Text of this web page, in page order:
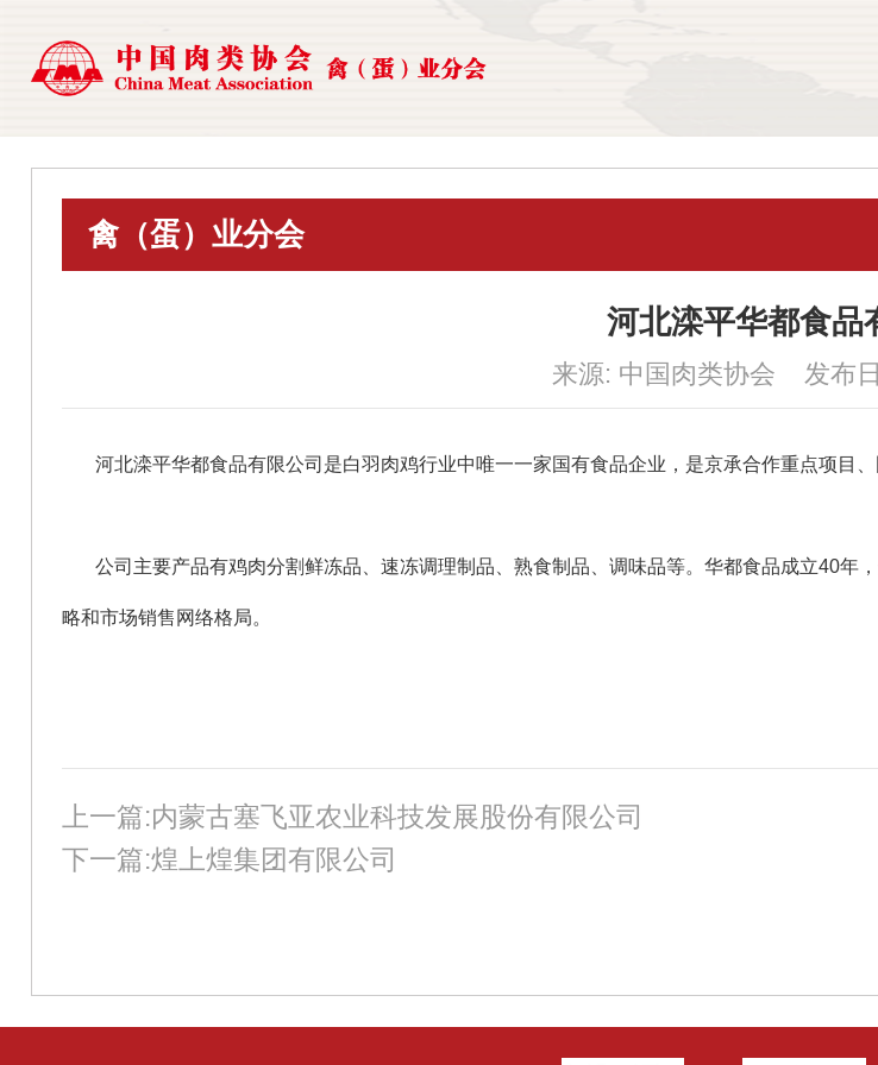
禽（蛋）业分会
河北滦平华都食品
来源: 中国肉类协会 发布
河北滦平华都食品有限公司是白羽肉鸡行业中唯一一家国有食品企业，是京承合作重点项目
公司主要产品有鸡肉分割鲜冻品、速冻调理制品、熟食制品、调味品等。华都食品成立40年
略和市场销售网络格局。
上一篇:内蒙古塞飞亚农业科技发展股份有限公司
下一篇:煌上煌集团有限公司